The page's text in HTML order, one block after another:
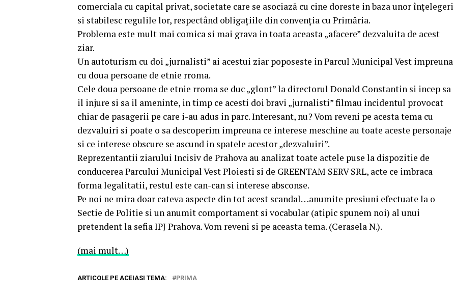
comerciala cu capital privat, societate care se asociază cu cine doreste in baza unor înțelegeri
si stabilesc regulile lor, respectând obligațiile din convenția cu Primăria.
Problema este mult mai comica si mai grava in toata aceasta „afacere” dezvaluita de acest
ziar.
Un autoturism cu doi „jurnalisti” ai acestui ziar poposeste in Parcul Municipal Vest impreuna
cu doua persoane de etnie rroma.
Cele doua persoane de etnie rroma se duc „glont” la directorul Donald Constantin si incep sa
il injure si sa il ameninte, in timp ce acesti doi bravi „jurnalisti” filmau incidentul provocat
chiar de pasagerii pe care i-au adus in parc. Interesant, nu? Vom reveni pe acesta tema cu
dezvaluiri si poate o sa descoperim impreuna ce interese meschine au toate aceste personaje
si ce interese obscure se ascund in spatele acestor „dezvaluiri”.
Reprezentantii ziarului Incisiv de Prahova au analizat toate actele puse la dispozitie de
conducerea Parcului Municipal Vest Ploiesti si de GREENTAM SERV SRL, acte ce imbraca
forma legalitatii, restul este can-can si interese absconse.
Pe noi ne mira doar cateva aspecte din tot acest scandal…anumite presiuni efectuate la o
Sectie de Politie si un anumit comportament si vocabular (atipic spunem noi) al unui
pretendent la sefia IPJ Prahova. Vom reveni si pe aceasta tema. (Cerasela N.).
(mai mult…)
ARTICOLE PE ACEIASI TEMA: PRIMA